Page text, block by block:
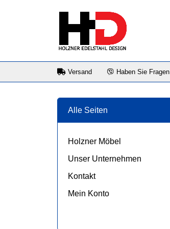
Versand Haben Sie
Alle Seiten
Holzner Möbel
Unser Unternehmen
Kontakt
Mein Konto